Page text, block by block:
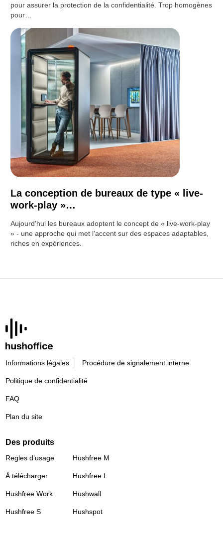
pour assurer la protection de la confidentialité. Trop homogènes
pour…
La conception de bureaux de type « live-
work-play »…
Aujourd'hui les bureaux adoptent le concept de « live-work-play
» - une approche qui met l'accent sur des espaces adaptables,
riches en expériences.
Informations légales Procédure de signalement interne
Politique de confidentialité
FAQ
Plan du site
Des produits
Regles d’usage
À télécharger
Hushfree Work
Hushfree S
Hushfree M
Hushfree L
Hushwall
Hushspot